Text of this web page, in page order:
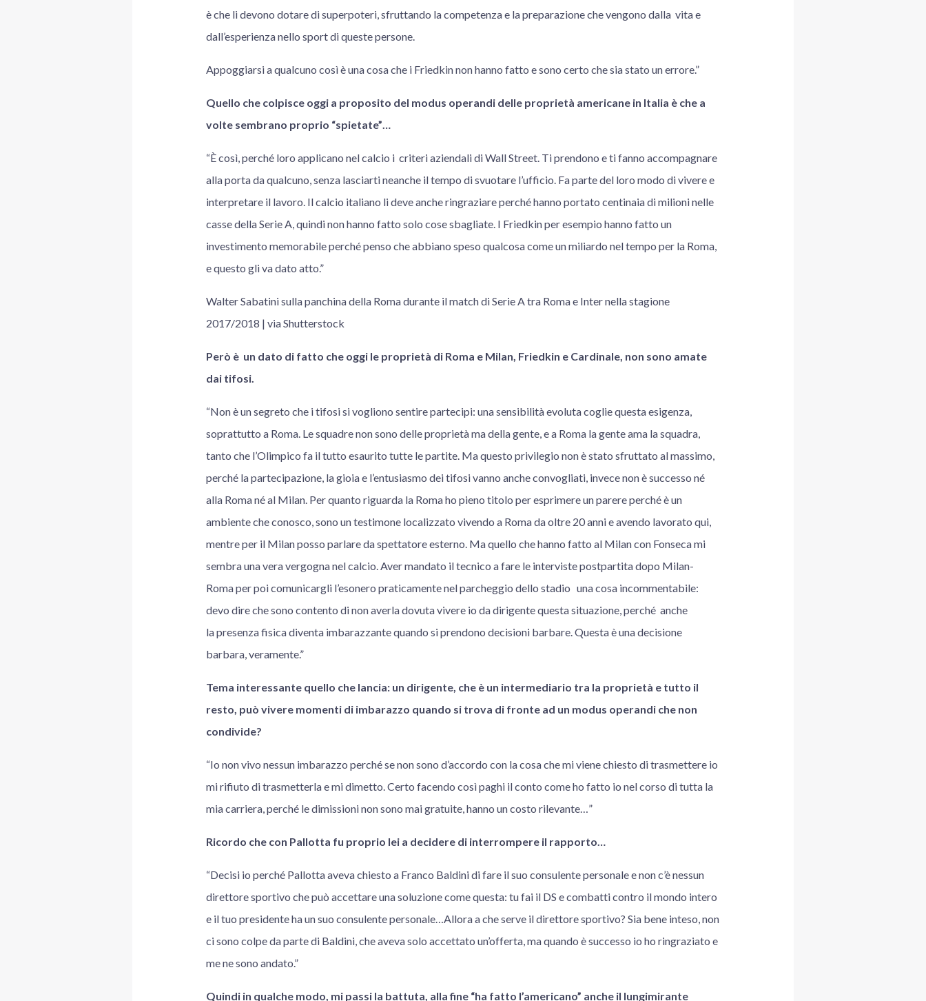
è che li devono dotare di superpoteri, sfruttando la competenza e la preparazione che vengono dalla vita e
dall’esperienza nello sport di queste persone.
Appoggiarsi a qualcuno così è una cosa che i Friedkin non hanno fatto e sono certo che sia stato un errore.”
Quello che colpisce oggi a proposito del modus operandi delle proprietà americane in Italia è che a
volte sembrano proprio “spietate”…
“È così, perché loro applicano nel calcio i criteri aziendali di Wall Street. Ti prendono e ti fanno accompagnare
alla porta da qualcuno, senza lasciarti neanche il tempo di svuotare l’ufficio. Fa parte del loro modo di vivere e
interpretare il lavoro. Il calcio italiano li deve anche ringraziare perché hanno portato centinaia di milioni nelle
casse della Serie A, quindi non hanno fatto solo cose sbagliate. I Friedkin per esempio hanno fatto un
investimento memorabile perché penso che abbiano speso qualcosa come un miliardo nel tempo per la Roma,
e questo gli va dato atto.”
Walter Sabatini sulla panchina della Roma durante il match di Serie A tra Roma e Inter nella stagione
2017/2018 | via Shutterstock
Però è un dato di fatto che oggi le proprietà di Roma e Milan, Friedkin e Cardinale, non sono amate
dai tifosi.
“Non è un segreto che i tifosi si vogliono sentire partecipi: una sensibilità evoluta coglie questa esigenza,
soprattutto a Roma. Le squadre non sono delle proprietà ma della gente, e a Roma la gente ama la squadra,
tanto che l’Olimpico fa il tutto esaurito tutte le partite. Ma questo privilegio non è stato sfruttato al massimo,
perché la partecipazione, la gioia e l’entusiasmo dei tifosi vanno anche convogliati, invece non è successo né
alla Roma né al Milan. Per quanto riguarda la Roma ho pieno titolo per esprimere un parere perché è un
ambiente che conosco, sono un testimone localizzato vivendo a Roma da oltre 20 anni e avendo lavorato qui,
mentre per il Milan posso parlare da spettatore esterno. Ma quello che hanno fatto al Milan con Fonseca mi
sembra una vera vergogna nel calcio. Aver mandato il tecnico a fare le interviste postpartita dopo Milan-
Roma per poi comunicargli l’esonero praticamente nel parcheggio dello stadio una cosa incommentabile:
devo dire che sono contento di non averla dovuta vivere io da dirigente questa situazione, perché anche
la presenza fisica diventa imbarazzante quando si prendono decisioni barbare. Questa è una decisione
barbara, veramente.”
Tema interessante quello che lancia: un dirigente, che è un intermediario tra la proprietà e tutto il
resto, può vivere momenti di imbarazzo quando si trova di fronte ad un modus operandi che non
condivide?
“Io non vivo nessun imbarazzo perché se non sono d’accordo con la cosa che mi viene chiesto di trasmettere io
mi rifiuto di trasmetterla e mi dimetto. Certo facendo così paghi il conto come ho fatto io nel corso di tutta la
mia carriera, perché le dimissioni non sono mai gratuite, hanno un costo rilevante…”
Ricordo che con Pallotta fu proprio lei a decidere di interrompere il rapporto…
“Decisi io perché Pallotta aveva chiesto a Franco Baldini di fare il suo consulente personale e non c’è nessun
direttore sportivo che può accettare una soluzione come questa: tu fai il DS e combatti contro il mondo intero
e il tuo presidente ha un suo consulente personale…Allora a che serve il direttore sportivo? Sia bene inteso, non
ci sono colpe da parte di Baldini, che aveva solo accettato un’offerta, ma quando è successo io ho ringraziato e
me ne sono andato.”
Quindi in qualche modo, mi passi la battuta, alla fine “ha fatto l’americano” anche il lungimirante